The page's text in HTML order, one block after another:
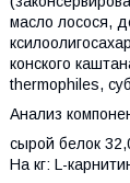
масло лосося,
конского
thermophiles,
Анализ
сырой белок
На кг: L-